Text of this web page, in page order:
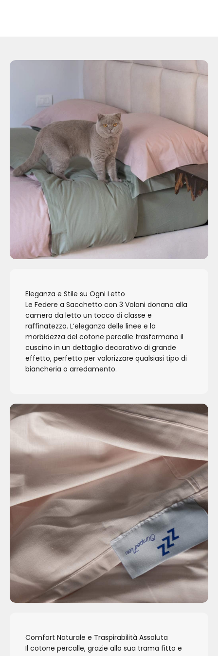
Eleganza e Stile su Ogni Letto
Le Federe a Sacchetto con 3 Volani donano alla
camera da letto un tocco di classe e
raffinatezza. L’eleganza delle linee e la
morbidezza del cotone percalle trasformano il
cuscino in un dettaglio decorativo di grande
effetto, perfetto per valorizzare qualsiasi tipo di
biancheria o arredamento.
Comfort Naturale e Traspirabilità Assoluta
Il cotone percalle, grazie alla sua trama fitta e